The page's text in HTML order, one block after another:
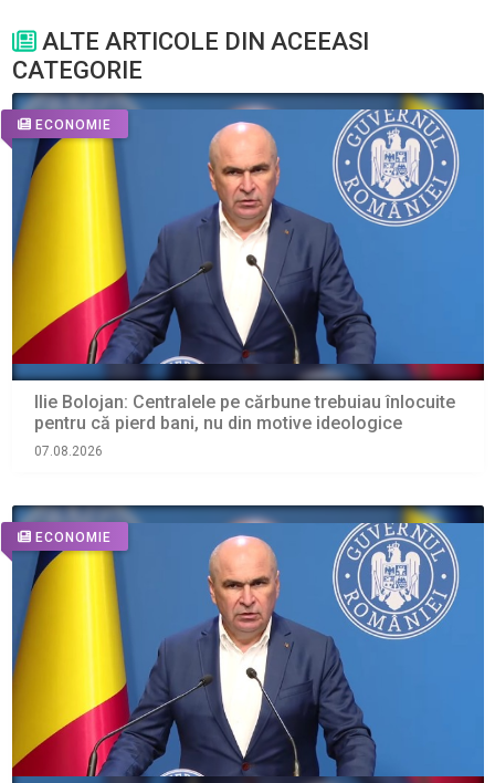
ALTE ARTICOLE DIN ACEEASI
CATEGORIE
ECONOMIE
Ilie Bolojan: Centralele pe cărbune trebuiau înlocuite
pentru că pierd bani, nu din motive ideologice
07.08.2026
ECONOMIE